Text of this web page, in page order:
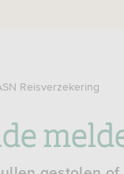
Reisverzekering